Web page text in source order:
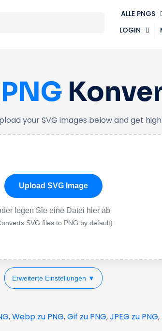
ALLE PNGS
LOGIN
your SVG images below and get
Upload SVG Image
legen Sie eine Datei hier ab
SVG files to PNG by default)
Erweiterte Einstellungen ▼
,Webp zu PNG,Gif zu PNG,JPEG zu PNG,